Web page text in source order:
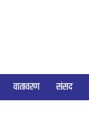
वातावरण संसद